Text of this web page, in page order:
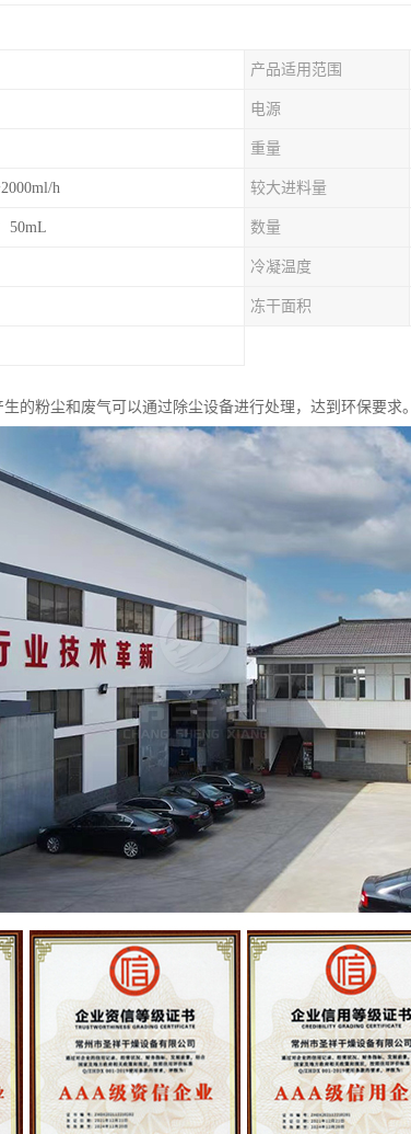
产品适用范围
电源
重量
h 较大进料量
50mL 数量
冷凝温度
冻干面积
的粉尘和废气可以通过除尘设备进行处理，达到环保要求。